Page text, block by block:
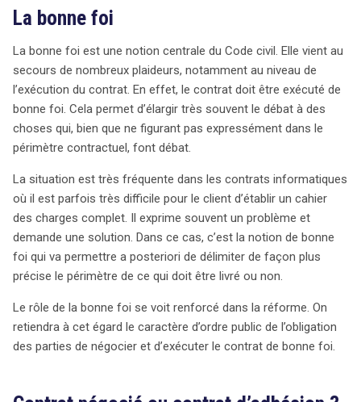
La bonne foi
La bonne foi est une notion centrale du Code civil. Elle vient au
secours de nombreux plaideurs, notamment au niveau de
l’exécution du contrat. En effet, le contrat doit être exécuté de
bonne foi. Cela permet d’élargir très souvent le débat à des
choses qui, bien que ne figurant pas expressément dans le
périmètre contractuel, font débat.
La situation est très fréquente dans les contrats informatiques
où il est parfois très difficile pour le client d’établir un cahier
des charges complet. Il exprime souvent un problème et
demande une solution. Dans ce cas, c’est la notion de bonne
foi qui va permettre a posteriori de délimiter de façon plus
précise le périmètre de ce qui doit être livré ou non.
Le rôle de la bonne foi se voit renforcé dans la réforme. On
retiendra à cet égard le caractère d’ordre public de l’obligation
des parties de négocier et d’exécuter le contrat de bonne foi.